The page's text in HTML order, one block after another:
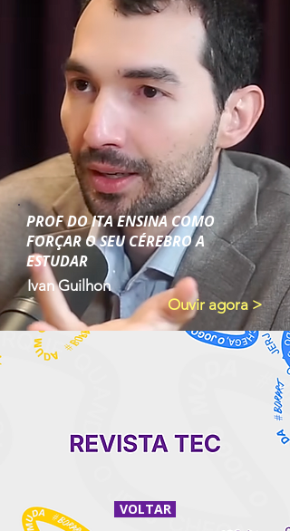
PROF DO ITA ENSINA COMO
FORÇAR O SEU CÉREBRO A
ESTUDAR
Ivan Guilhon
Ouvir agora >
VOLTAR